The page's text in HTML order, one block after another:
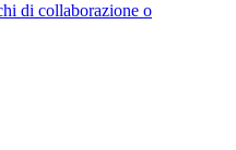
di collaborazione o